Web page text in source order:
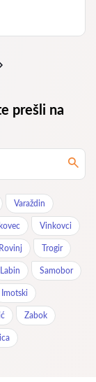
prešli na
Varaždin
Vinkovci
Rovinj Trogir
Labin Samobor
Imotski
Zabok